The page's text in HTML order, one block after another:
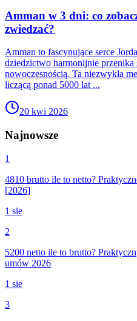
Amman w 3 dni: co
zwiedzać?
Amman to fascynujące serce
dziedzictwo harmonijnie przenika
nowoczesnością. Ta niezwykła
liczącą ponad 5000 lat ...
20 kwi 2026
Najnowsze
1
4810 brutto ile to netto?
[2026]
1 sie
2
5200 netto ile to brutto?
umów 2026
1 sie
3